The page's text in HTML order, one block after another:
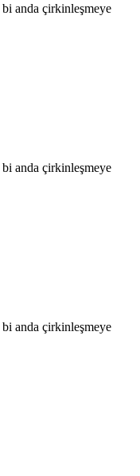
anda çirkinleşmeye
anda çirkinleşmeye
anda çirkinleşmeye